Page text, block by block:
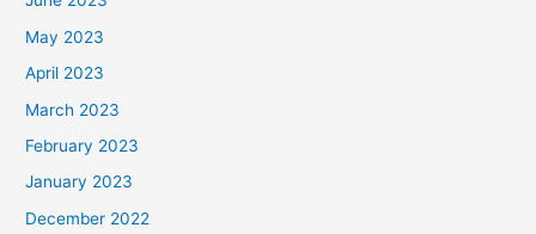
May 2023
April 2023
March 2023
February 2023
January 2023
December 2022